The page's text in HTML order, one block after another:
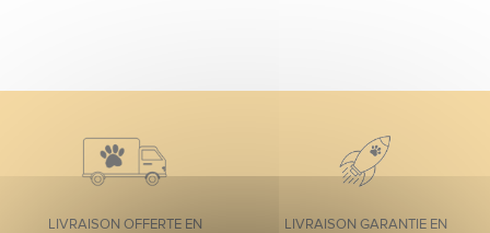
LIVRAISON OFFERTE EN
LIVRAISON GARANTIE EN